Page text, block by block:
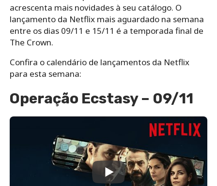
acrescenta mais novidades à seu catálogo. O
lançamento da Netflix mais aguardado na semana
entre os dias 09/11 e 15/11 é a temporada final de
The Crown.
Confira o calendário de lançamentos da Netflix
para esta semana:
Operação Ecstasy – 09/11